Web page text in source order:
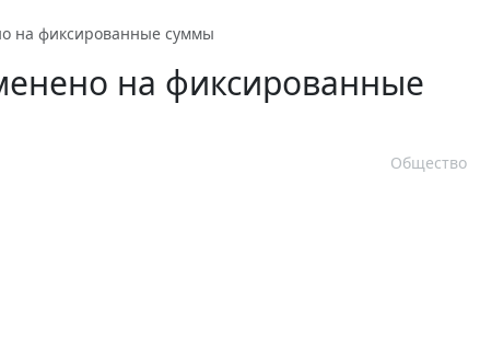
на фиксированные суммы
на фиксированные
Общество